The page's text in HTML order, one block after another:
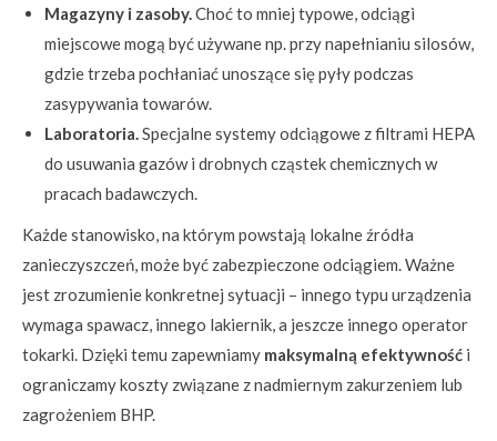
Magazyny i zasoby. Choć to mniej typowe, odciągi
miejscowe mogą być używane np. przy napełnianiu silosów,
gdzie trzeba pochłaniać unoszące się pyły podczas
zasypywania towarów.
Laboratoria. Specjalne systemy odciągowe z filtrami HEPA
do usuwania gazów i drobnych cząstek chemicznych w
pracach badawczych.
Każde stanowisko, na którym powstają lokalne źródła
zanieczyszczeń, może być zabezpieczone odciągiem. Ważne
jest zrozumienie konkretnej sytuacji – innego typu urządzenia
wymaga spawacz, innego lakiernik, a jeszcze innego operator
tokarki. Dzięki temu zapewniamy maksymalną efektywność i
ograniczamy koszty związane z nadmiernym zakurzeniem lub
zagrożeniem BHP.